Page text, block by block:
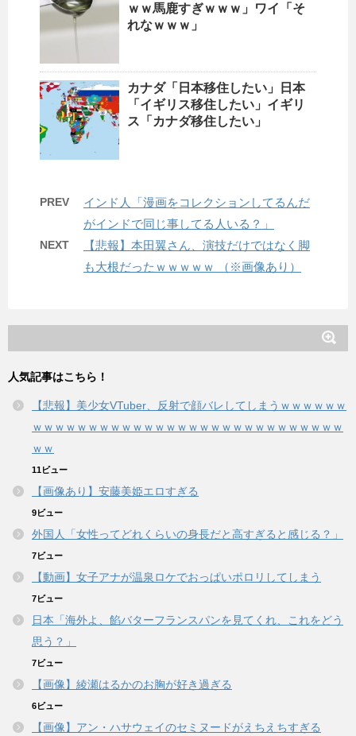
ｗｗ馬鹿すぎｗｗｗ」ワイ「そ
れなｗｗｗ」
カナダ「日本移住したい」日本
「イギリス移住したい」イギリ
ス「カナダ移住したい」
PREV
インド人「漫画をコレクションしてるんだ
がインドで同じ事してる人いる？」
NEXT
【悲報】本田翼さん、演技だけではなく脚
も大根だったｗｗｗｗｗ （※画像あり）
人気記事はこちら！
【悲報】美少女VTuber、反射で顔バレしてしまうｗｗｗｗｗｗ
ｗｗｗｗｗｗｗｗｗｗｗｗｗｗｗｗｗｗｗｗｗｗｗｗｗｗｗｗ
ｗｗ
11ビュー
【画像あり】安藤美姫エロすぎる
9ビュー
外国人「女性ってどれくらいの身長だと高すぎると感じる？」
7ビュー
【動画】女子アナが温泉ロケでおっぱいポロリしてしまう
7ビュー
日本「海外よ、餡バターフランスパンを見てくれ、これをどう
思う？」
7ビュー
【画像】綾瀬はるかのお胸が好き過ぎる
6ビュー
【画像】アン・ハサウェイのセミヌードがえちえちすぎる